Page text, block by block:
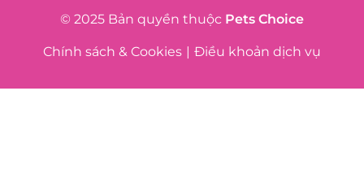
© 2025 Bản quyền thuộc Pets Choice
Chính sách & Cookies Điều khoản dịch vụ